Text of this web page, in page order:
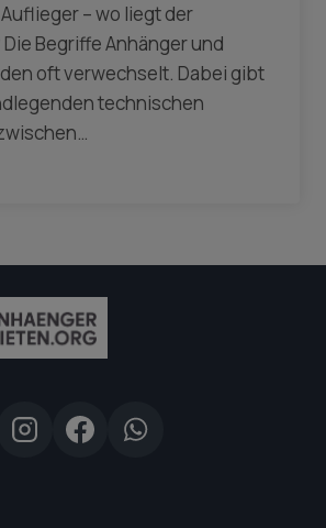
– wo liegt der
Begriffe Anhänger und
oft verwechselt. Dabei gibt
technischen